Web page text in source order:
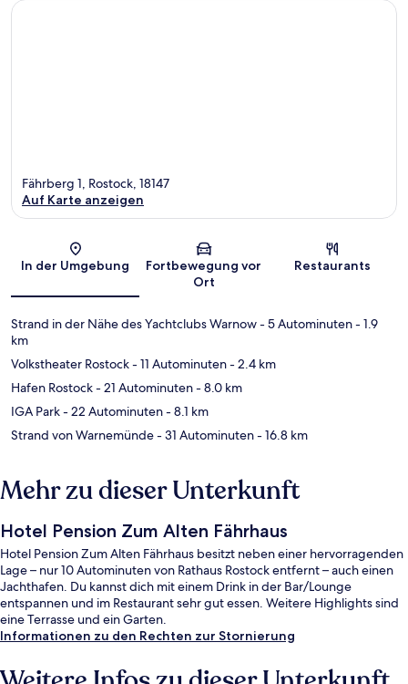
Karte
Fährberg 1, Rostock, 18147
Auf Karte anzeigen
In der Umgebung
Fortbewegung vor
Ort
Restaurants
Strand in der Nähe des Yachtclubs Warnow- 5 Autominuten- 1.9
km
Volkstheater Rostock- 11 Autominuten- 2.4 km
Hafen Rostock- 21 Autominuten- 8.0 km
IGA Park- 22 Autominuten- 8.1 km
Strand von Warnemünde- 31 Autominuten- 16.8 km
Mehr zu dieser Unterkunft
Hotel Pension Zum Alten Fährhaus
Hotel Pension Zum Alten Fährhaus besitzt neben einer hervorragenden
Lage – nur 10 Autominuten von Rathaus Rostock entfernt – auch einen
Jachthafen. Du kannst dich mit einem Drink in der Bar/Lounge
entspannen und im Restaurant sehr gut essen. Weitere Highlights sind
eine Terrasse und ein Garten.
Informationen zu den Rechten zur Stornierung